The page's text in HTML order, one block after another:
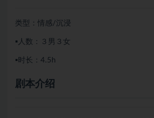
类型：情感/沉浸
▪️人数：３男３女
▪️时长：4.5h
剧本介绍